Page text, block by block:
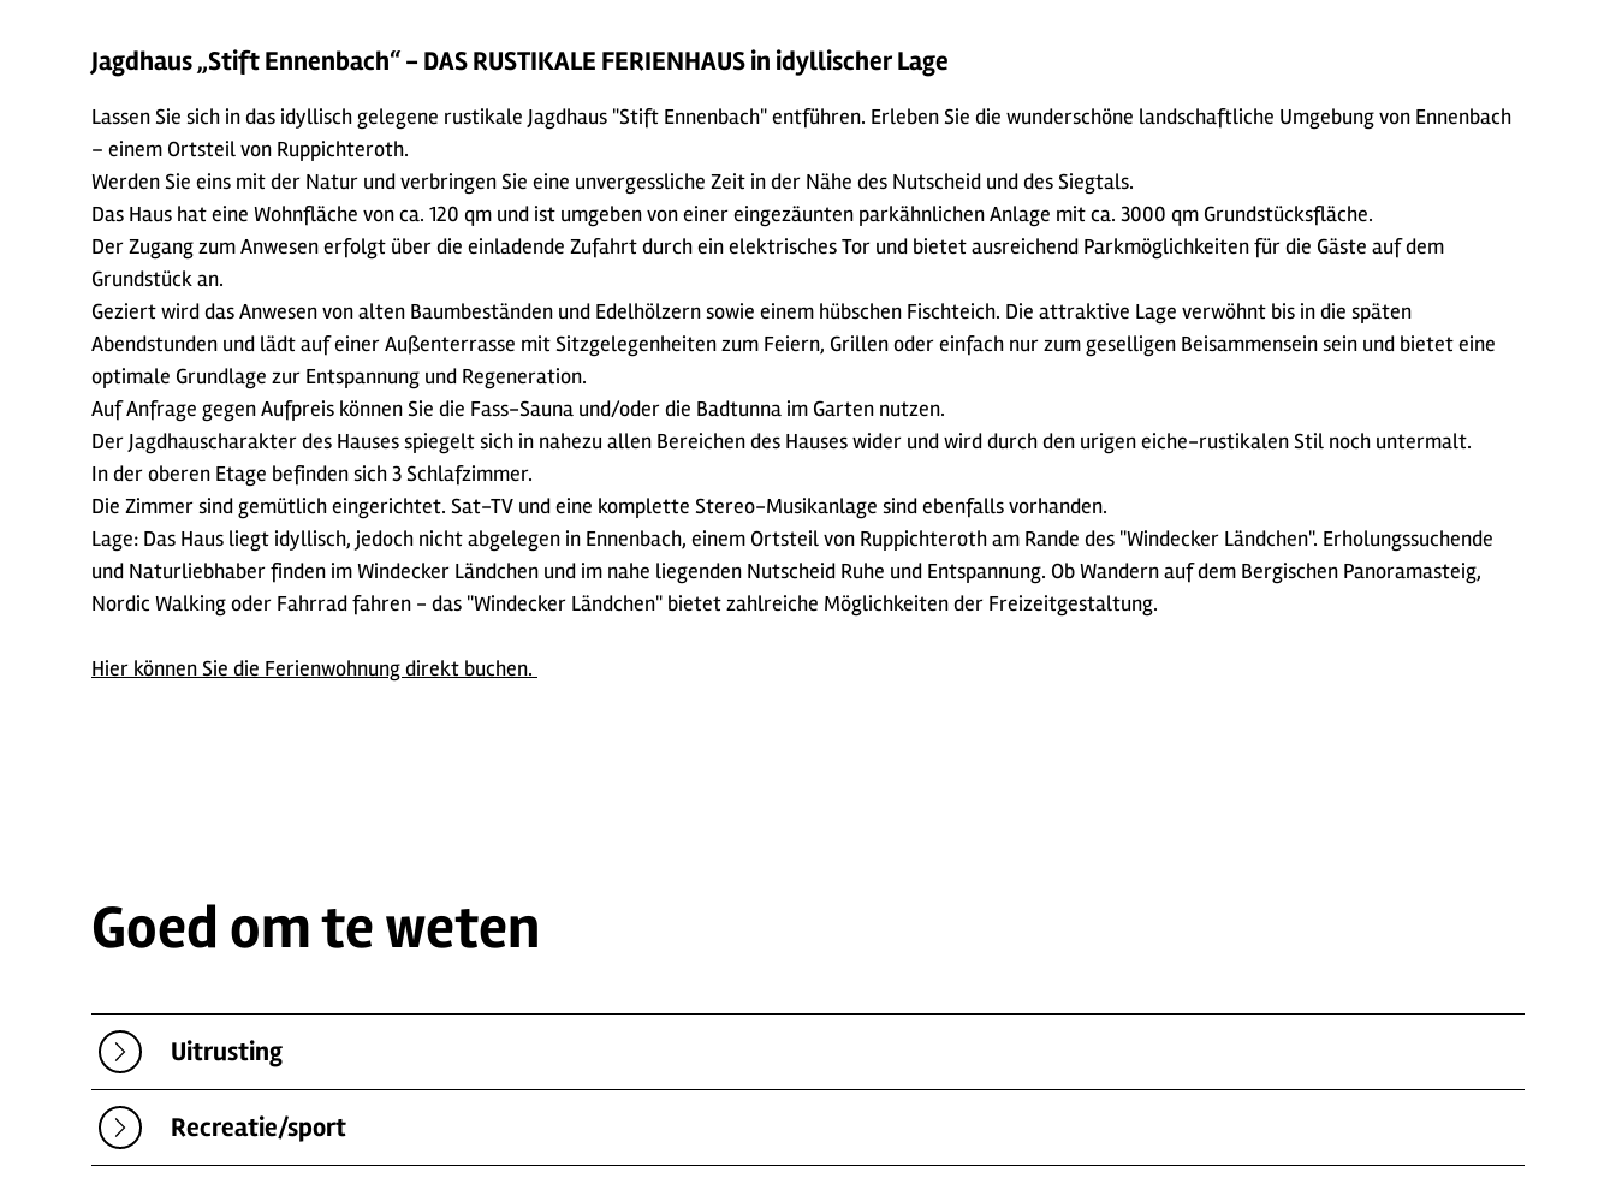
Jagdhaus „Stift Ennenbach“ - DAS RUSTIKALE FERIENHAUS in idyllischer Lage
Lassen Sie sich in das idyllisch gelegene rustikale Jagdhaus "Stift Ennenbach" entführen. Erleben Sie die wunderschöne landschaftliche Umgebung von Ennenbach
– einem Ortsteil von Ruppichteroth.
Werden Sie eins mit der Natur und verbringen Sie eine unvergessliche Zeit in der Nähe des Nutscheid und des Siegtals.
Das Haus hat eine Wohnfläche von ca. 120 qm und ist umgeben von einer eingezäunten parkähnlichen Anlage mit ca. 3000 qm Grundstücksfläche.
Der Zugang zum Anwesen erfolgt über die einladende Zufahrt durch ein elektrisches Tor und bietet ausreichend Parkmöglichkeiten für die Gäste auf dem
Grundstück an.
Geziert wird das Anwesen von alten Baumbeständen und Edelhölzern sowie einem hübschen Fischteich. Die attraktive Lage verwöhnt bis in die späten
Abendstunden und lädt auf einer Außenterrasse mit Sitzgelegenheiten zum Feiern, Grillen oder einfach nur zum geselligen Beisammensein sein und bietet eine
optimale Grundlage zur Entspannung und Regeneration.
Auf Anfrage gegen Aufpreis können Sie die Fass-Sauna und/oder die Badtunna im Garten nutzen.
Der Jagdhauscharakter des Hauses spiegelt sich in nahezu allen Bereichen des Hauses wider und wird durch den urigen eiche-rustikalen Stil noch untermalt.
In der oberen Etage befinden sich 3 Schlafzimmer.
Die Zimmer sind gemütlich eingerichtet. Sat-TV und eine komplette Stereo-Musikanlage sind ebenfalls vorhanden.
Lage: Das Haus liegt idyllisch, jedoch nicht abgelegen in Ennenbach, einem Ortsteil von Ruppichteroth am Rande des "Windecker Ländchen". Erholungssuchende
und Naturliebhaber finden im Windecker Ländchen und im nahe liegenden Nutscheid Ruhe und Entspannung. Ob Wandern auf dem Bergischen Panoramasteig,
Nordic Walking oder Fahrrad fahren - das "Windecker Ländchen" bietet zahlreiche Möglichkeiten der Freizeitgestaltung.
Hier können Sie die Ferienwohnung direkt buchen.
Goed om te weten
Uitrusting
Recreatie/sport